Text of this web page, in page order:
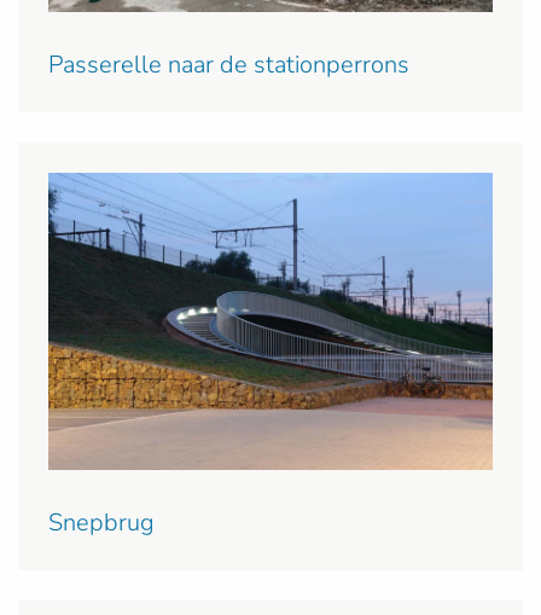
Passerelle naar de stationperrons
Snepbrug